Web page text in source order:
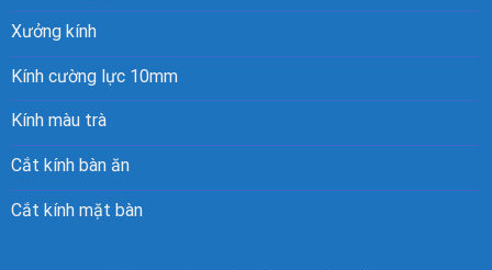
Xưởng kính
Kính cường lực 10mm
Kính màu trà
Cắt kính bàn ăn
Cắt kính mặt bàn